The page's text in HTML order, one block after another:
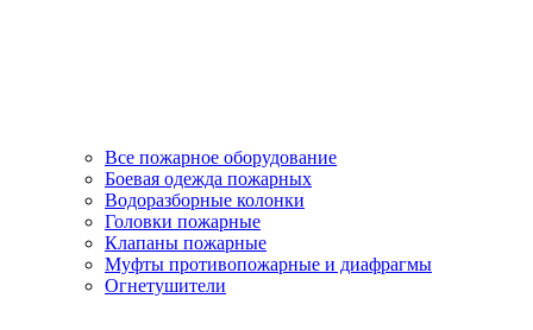
Все пожарное оборудование
Боевая одежда пожарных
Водоразборные колонки
Головки пожарные
Клапаны пожарные
Муфты противопожарные и диафрагмы
Огнетушители